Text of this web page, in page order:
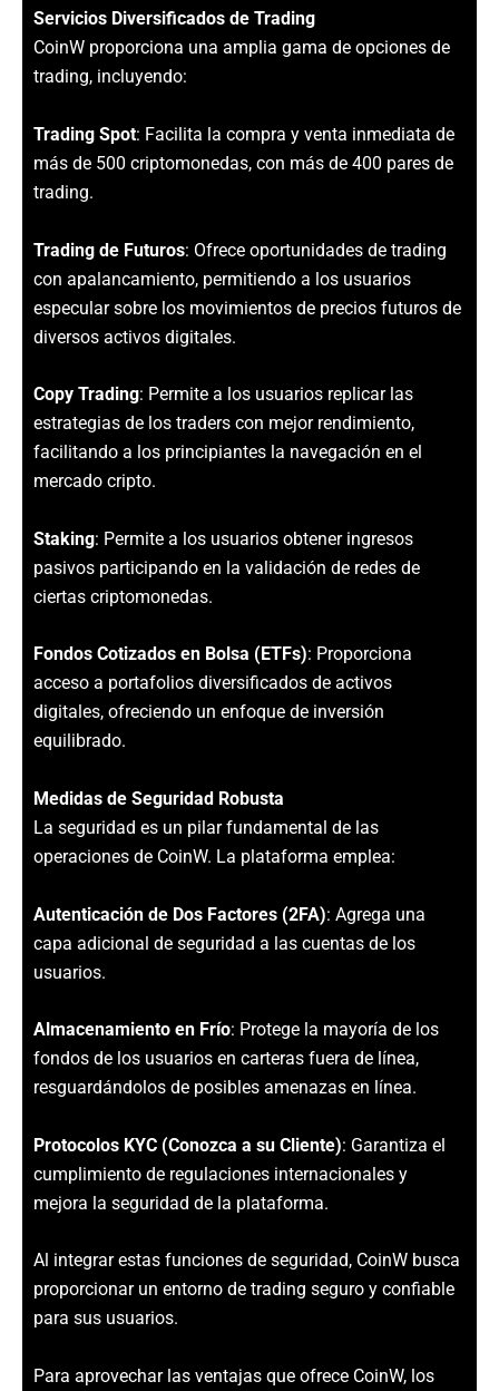
Servicios Diversificados de Trading
CoinW proporciona una amplia gama de opciones de
trading, incluyendo:
Trading Spot: Facilita la compra y venta inmediata de
más de 500 criptomonedas, con más de 400 pares de
trading.
Trading de Futuros: Ofrece oportunidades de trading
con apalancamiento, permitiendo a los usuarios
especular sobre los movimientos de precios futuros de
diversos activos digitales.
Copy Trading: Permite a los usuarios replicar las
estrategias de los traders con mejor rendimiento,
facilitando a los principiantes la navegación en el
mercado cripto.
Staking: Permite a los usuarios obtener ingresos
pasivos participando en la validación de redes de
ciertas criptomonedas.
Fondos Cotizados en Bolsa (ETFs): Proporciona
acceso a portafolios diversificados de activos
digitales, ofreciendo un enfoque de inversión
equilibrado.
Medidas de Seguridad Robusta
La seguridad es un pilar fundamental de las
operaciones de CoinW. La plataforma emplea:
Autenticación de Dos Factores (2FA): Agrega una
capa adicional de seguridad a las cuentas de los
usuarios.
Almacenamiento en Frío: Protege la mayoría de los
fondos de los usuarios en carteras fuera de línea,
resguardándolos de posibles amenazas en línea.
Protocolos KYC (Conozca a su Cliente): Garantiza el
cumplimiento de regulaciones internacionales y
mejora la seguridad de la plataforma.
Al integrar estas funciones de seguridad, CoinW busca
proporcionar un entorno de trading seguro y confiable
para sus usuarios.
Para aprovechar las ventajas que ofrece CoinW, los